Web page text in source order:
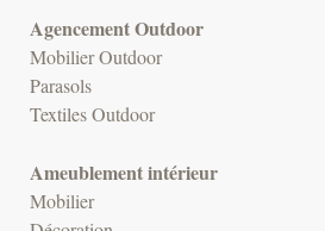
Agencement Outdoor
Mobilier Outdoor
Parasols
Textiles Outdoor
Ameublement intérieur
Mobilier